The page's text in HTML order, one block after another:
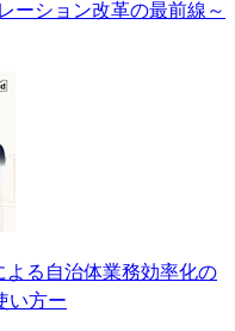
ーション改革の最前線～
よる自治体業務効率化の
い方ー